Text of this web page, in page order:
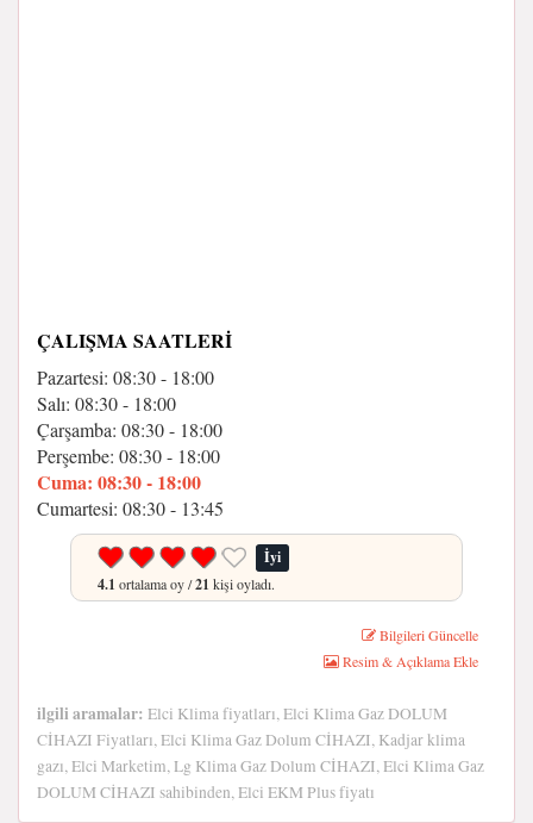
ÇALIŞMA SAATLERI
Pazartesi: 08:30 - 18:00
Salı: 08:30 - 18:00
Çarşamba: 08:30 - 18:00
Perşembe: 08:30 - 18:00
Cuma: 08:30 - 18:00
Cumartesi: 08:30 - 13:45
İyi
4.1 ortalama oy /21 kişi oyladı.
Bilgileri Güncelle
Resim & Açıklama Ekle
ilgili aramalar: Elci Klima fiyatları, Elci Klima Gaz DOLUM
CİHAZI Fiyatları, Elci Klima Gaz Dolum CİHAZI, Kadjar klima
gazı, Elci Marketim, Lg Klima Gaz Dolum CİHAZI, Elci Klima Gaz
DOLUM CİHAZI sahibinden, Elci EKM Plus fiyatı